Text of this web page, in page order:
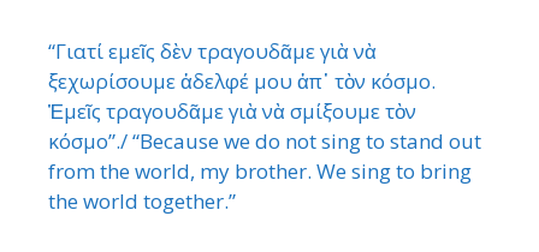
“Γιατί εμεῖς δὲν τραγουδᾶμε γιὰ νὰ
ξεχωρίσουμε ἀδελφέ μου ἀπ᾿ τὸν κόσμο.
Ἐμεῖς τραγουδᾶμε γιὰ νὰ σμίξουμε τὸν
κόσμο”./ “Because we do not sing to stand out
from the world, my brother. We sing to bring
the world together.”